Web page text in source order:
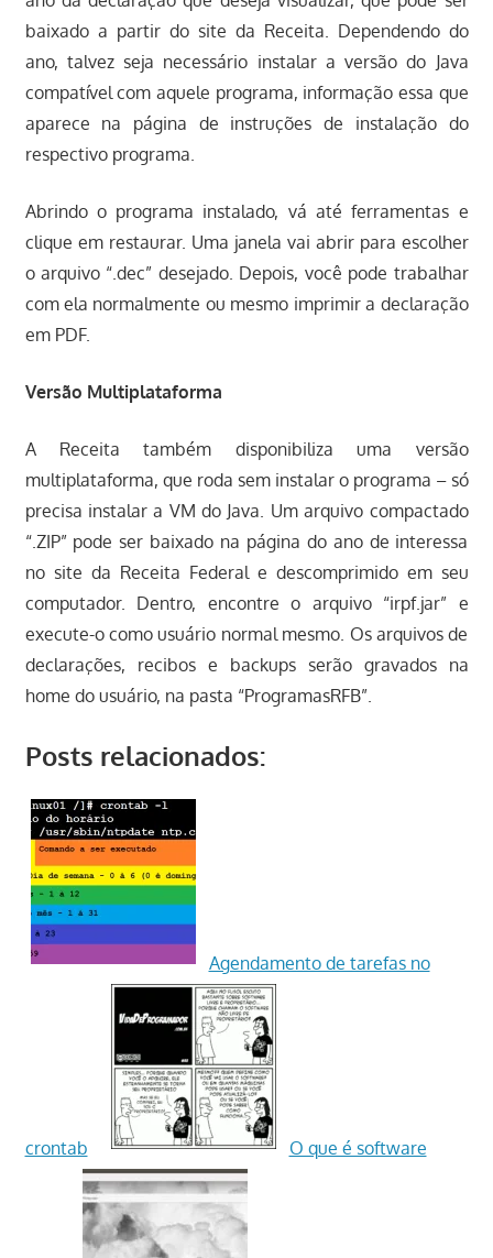
baixado a partir do site da Receita. Dependendo do
ano, talvez seja necessário instalar a versão do Java
compatível com aquele programa, informação essa que
aparece na página de instruções de instalação do
respectivo programa.
Abrindo o programa instalado, vá até ferramentas e
clique em restaurar. Uma janela vai abrir para escolher
o arquivo “.dec” desejado. Depois, você pode trabalhar
com ela normalmente ou mesmo imprimir a declaração
em PDF.
Versão Multiplataforma
A Receita também disponibiliza uma versão
multiplataforma, que roda sem instalar o programa – só
precisa instalar a VM do Java. Um arquivo compactado
“.ZIP” pode ser baixado na página do ano de interessa
no site da Receita Federal e descomprimido em seu
computador. Dentro, encontre o arquivo “irpf.jar” e
execute-o como usuário normal mesmo. Os arquivos de
declarações, recibos e backups serão gravados na
home do usuário, na pasta “ProgramasRFB”.
Posts relacionados:
Agendamento de tarefas no
crontab O que é software